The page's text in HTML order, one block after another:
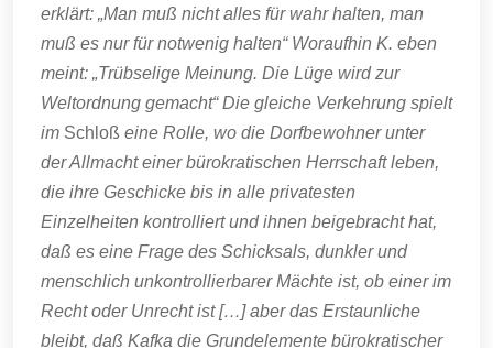
erklärt: „Man muß nicht alles für wahr halten, man
muß es nur für notwenig halten“ Woraufhin K. eben
meint: „Trübselige Meinung. Die Lüge wird zur
Weltordnung gemacht“ Die gleiche Verkehrung spielt
im Schloß eine Rolle, wo die Dorfbewohner unter
der Allmacht einer bürokratischen Herrschaft leben,
die ihre Geschicke bis in alle privatesten
Einzelheiten kontrolliert und ihnen beigebracht hat,
daß es eine Frage des Schicksals, dunkler und
menschlich unkontrollierbarer Mächte ist, ob einer im
Recht oder Unrecht ist […] aber das Erstaunliche
bleibt, daß Kafka die Grundelemente bürokratischer